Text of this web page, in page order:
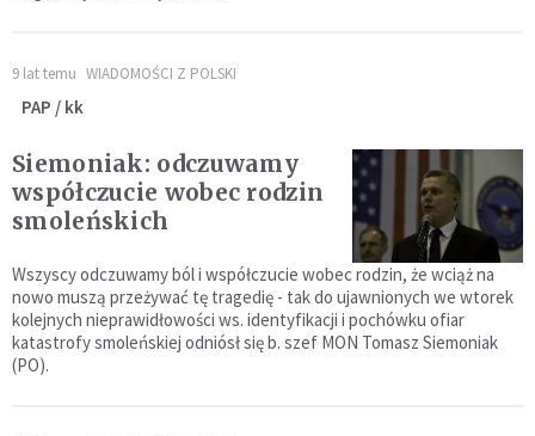
9 lat temu WIADOMOŚCI Z POLSKI
PAP / kk
Siemoniak: odczuwamy
współczucie wobec rodzin
smoleńskich
Wszyscy odczuwamy ból i współczucie wobec rodzin, że wciąż na
nowo muszą przeżywać tę tragedię - tak do ujawnionych we wtorek
kolejnych nieprawidłowości ws. identyfikacji i pochówku ofiar
katastrofy smoleńskiej odniósł się b. szef MON Tomasz Siemoniak
(PO).